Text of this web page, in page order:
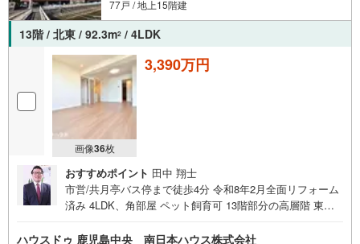
77戸 / 地上15階建
13階 / 北東 / 92.3m2 / 4LDK
画像36枚
3,390万円
おすすめポイント 田中 翔士
市営/共月亭バス停まで徒歩4分 令和8年2月全面リフォーム
済み 4LDK、角部屋 ペット飼育可 13階部分の高層階 東向
ォーム内容＝・水回りすべて新調【キッチン、浴室、洗面
ハウスドゥ 鹿児島中央 南日本ハウス株式会社